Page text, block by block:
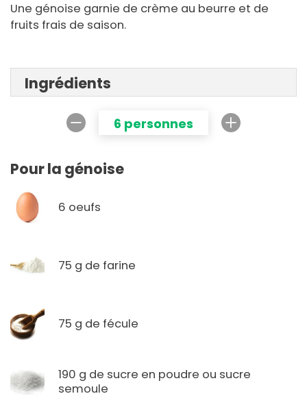
Une génoise garnie de crème au beurre et de
fruits frais de saison.
Ingrédients
6 personnes
Pour la génoise
6 oeufs
75 g de farine
75 g de fécule
190 g de sucre en poudre ou sucre
semoule